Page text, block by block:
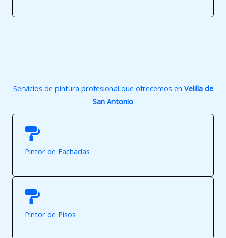
Servicios de pintura profesional que ofrecemos en Velilla de
San Antonio
Pintor de Fachadas
Pintor de Pisos